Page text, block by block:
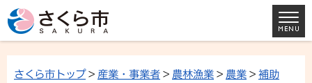
さくら市トップ> 産業・事業者 > 農林漁業 > 農業 > 補助